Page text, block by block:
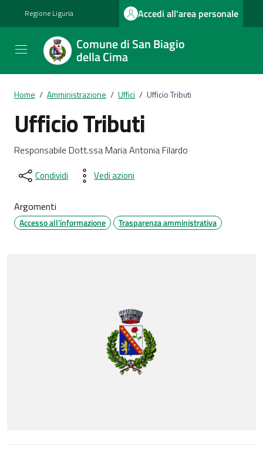
Regione Liguria Accedi all'area personale
Comune di San Biagio
della Cima
Home / Amministrazione / Uffici / Ufficio Tributi
Ufficio Tributi
Dettagli del documento
Responsabile Dott.ssa Maria Antonia Filardo
Condividi Vedi azioni
Argomenti
Accesso all'informazione Trasparenza amministrativa